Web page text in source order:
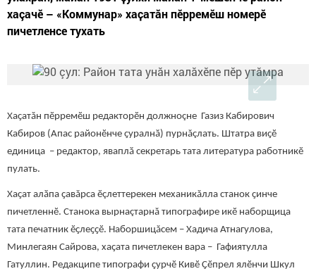
хаçачӗ – «Коммунар» хаҫатӑн пӗрремӗш номерӗ
пичетленсе тухать
Хаҫатăн пӗрремӗш редакторӗн должноçне Газиз Кабирович
Кабиров (Апас районӗнче ҫуралнӑ) пурнăçлать. Штатра виҫӗ
единица – редактор, яваплӑ секретарь тата литература работникӗ
пулать.
Хаҫат алӑпа ҫавăрса ӗçлеттерекен механикăлла станок ҫинче
пичетленнӗ. Станока вырнаçтарнă типографире икӗ наборщица
тата печатник ӗҫлеҫҫӗ. Наборшицăсем – Хадича Атнагулова,
Минлегаян Сайрова, хаҫата пичетлекен вара – Гафиятулла
Гатуллин. Редакципе типографи ҫурчӗ Кивӗ Ҫӗпрел ялӗнчи Шкул